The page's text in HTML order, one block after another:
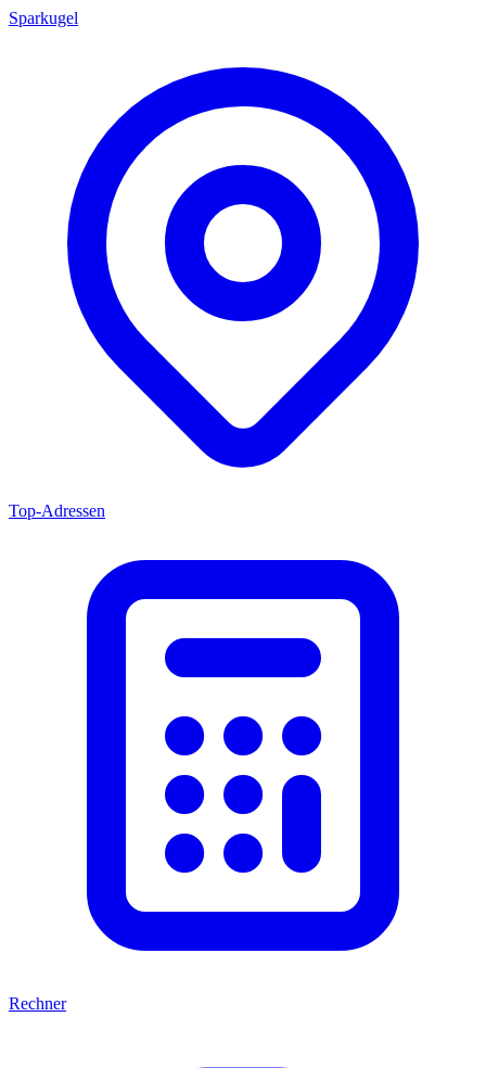
Sparkugel
Top-Adressen
Rechner